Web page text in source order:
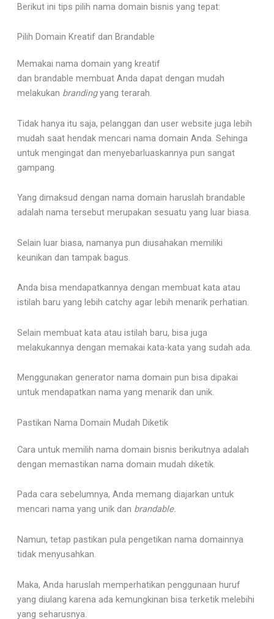
Berikut ini tips pilih nama domain bisnis yang tepat:
Pilih Domain Kreatif dan Brandable
Memakai nama domain yang kreatif
dan brandable membuat Anda dapat dengan mudah
melakukan brandingyang terarah.
Tidak hanya itu saja, pelanggan dan user website juga lebih
mudah saat hendak mencari nama domain Anda. Sehinga
untuk mengingat dan menyebarluaskannya pun sangat
gampang.
Yang dimaksud dengan nama domain haruslah brandable
adalah nama tersebut merupakan sesuatu yang luar biasa.
Selain luar biasa, namanya pun diusahakan memiliki
keunikan dan tampak bagus.
Anda bisa mendapatkannya dengan membuat kata atau
istilah baru yang lebih catchy agar lebih menarik perhatian.
Selain membuat kata atau istilah baru, bisa juga
melakukannya dengan memakai kata-kata yang sudah ada.
Menggunakan generator nama domain pun bisa dipakai
untuk mendapatkan nama yang menarik dan unik.
Pastikan Nama Domain Mudah Diketik
Cara untuk memilih nama domain bisnis berikutnya adalah
dengan memastikan nama domain mudah diketik.
Pada cara sebelumnya, Anda memang diajarkan untuk
mencari nama yang unik dan brandable.
Namun, tetap pastikan pula pengetikan nama domainnya
tidak menyusahkan.
Maka, Anda haruslah memperhatikan penggunaan huruf
yang diulang karena ada kemungkinan bisa terketik melebihi
yang seharusnya.